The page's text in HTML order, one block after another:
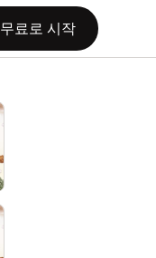
무료로 시작